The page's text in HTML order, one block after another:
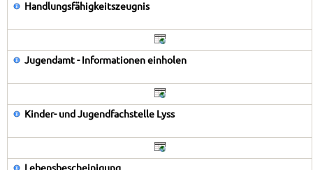
Handlungsfähigkeitszeugnis
Jugendamt - Informationen einholen
Kinder- und Jugendfachstelle Lyss